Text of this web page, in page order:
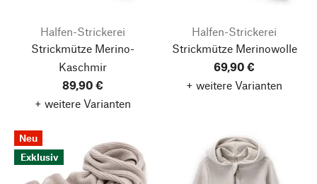
Halfen-Strickerei
Strickmütze Merino-
Kaschmir
89,90 €
+ weitere Varianten
Halfen-Strickerei
Strickmütze Merinowolle
69,90 €
+ weitere Varianten
Neu
Exklusiv